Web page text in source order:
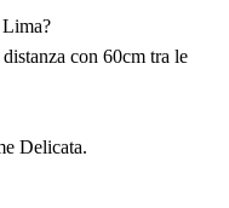
con 60cm tra le
Delicata.